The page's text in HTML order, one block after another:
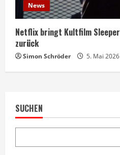
News
Netflix bringt Kultfilm
zurück
Simon Schröder 5. Mai 2026
SUCHEN